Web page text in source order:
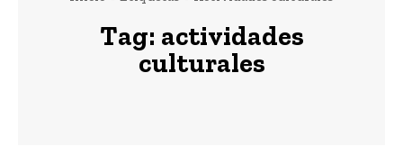
Tag: actividades
culturales